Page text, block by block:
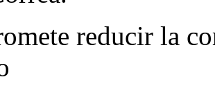
reducir la